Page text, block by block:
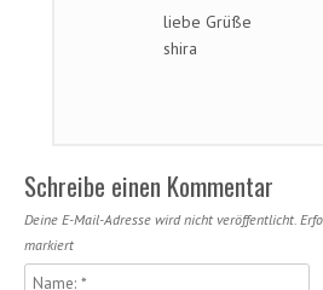
liebe Grüße
shira
Schreibe einen Kommentar
Deine E-Mail-Adresse wird nicht veröffentlicht.
markiert